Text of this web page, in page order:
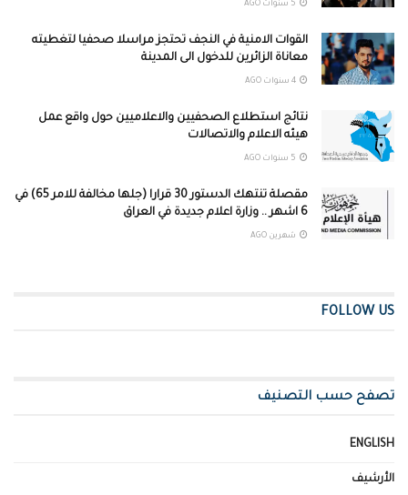
القوات الامنية في النجف تحتجز مراسلا صحفيا لتغطيته
معاناة الزائرين للدخول الى المدينة
نتائج استطلاع الصحفيين والاعلاميين حول واقع عمل
هيئه الاعلام والاتصالات
مقصلة تنتهك الدستور 30 قرارا (جلها مخالفة للامر 65) في
6 اشهر .. وزارة اعلام جديدة في العراق
شهرين AGO
FOLLOW US
تصفح حسب التصنيف
ENGLISH
الأرشيف